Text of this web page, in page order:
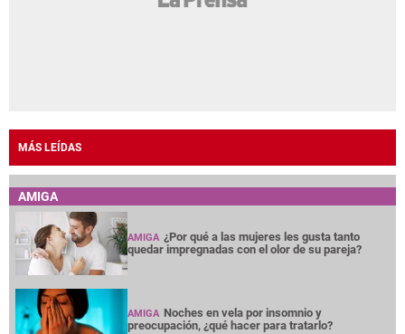
MÁS LEÍDAS
AMIGA
AMIGA ¿Por qué a las mujeres les gusta tanto
quedar impregnadas con el olor de su pareja?
AMIGA Noches en vela por insomnio y
preocupación, ¿qué hacer para tratarlo?